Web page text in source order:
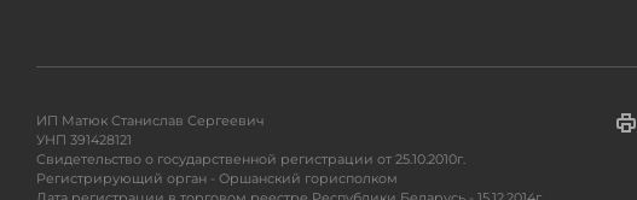
ИП Матюк Станислав Сергеевич
УНП 391428121
Свидетельство о государственной регистрации от 25.10.2010г.
Регистрирующий орган - Оршанский горисполком